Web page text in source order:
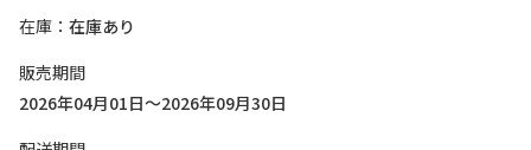
在庫
在庫あり
販売期間
2026年04月01日～2026年09月30日